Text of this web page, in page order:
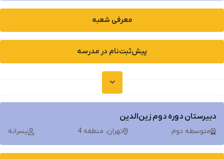
معرفی شعبه
پیش‌ثبت‌نام در مدرسه
دبیرستان دوره دوم زین‌الدین
متوسطه دوم تهران، منطقه 4 پسرانه